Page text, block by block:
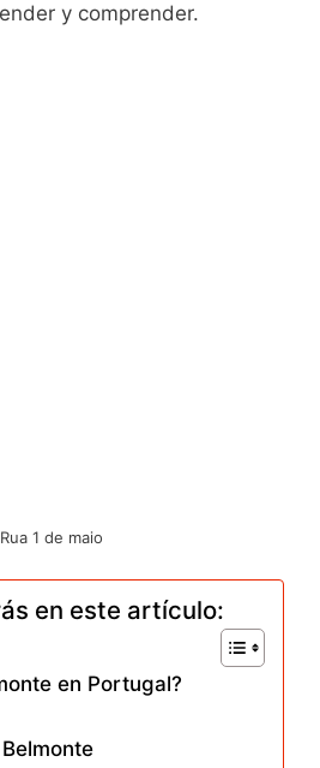
y comprender.
Rua 1 de maio
en este artículo:
en Portugal?